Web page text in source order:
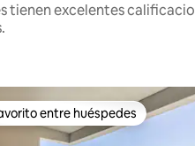
tienen excelentes
entre huéspedes
entre huéspedes